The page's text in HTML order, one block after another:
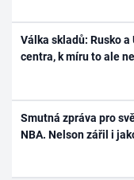
Válka skladů: Rusko
centra, k míru to ale
Smutná zpráva pro
NBA. Nelson zářil i